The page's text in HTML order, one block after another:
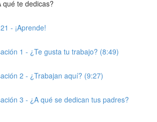
qué te dedicas?
- ¡Aprende!
1 - ¿Te gusta tu trabajo? (8:49)
2 - ¿Trabajan aquí? (9:27)
3 - ¿A qué se dedican tus padres?